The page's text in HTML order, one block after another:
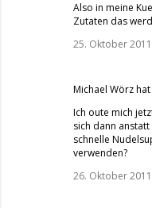
Also in meine
Zutaten das
25. Oktober
Michael Wörz
Ich oute mich
sich dann
schnelle
verwenden?
26. Oktober